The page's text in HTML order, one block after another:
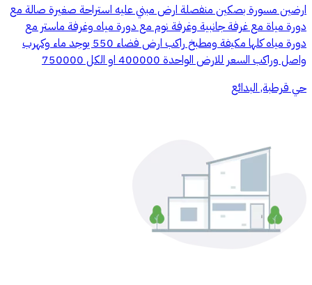
ارضين مسورة بصكين منفصلة ارض مبني عليه استراحة صغيرة صالة مع
دورة مياة مع غرفة جانبية وغرفة نوم مع دورة مياه وغرفة ماستر مع
دورة مياه كلها مكيفة ومطبخ راكب ارض فضاء 550 يوجد ماء وكهرب
واصل وراكب السعر للارض الواحدة 400000 او الكل 750000
حي قرطبة, البدائع